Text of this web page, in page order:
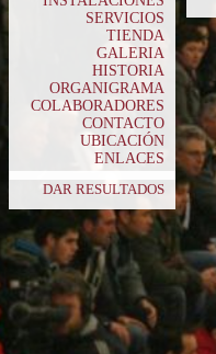
SERVICIOS
TIENDA
GALERIA
HISTORIA
ORGANIGRAMA
COLABORADORES
CONTACTO
UBICACIÓN
ENLACES
DAR RESULTADOS